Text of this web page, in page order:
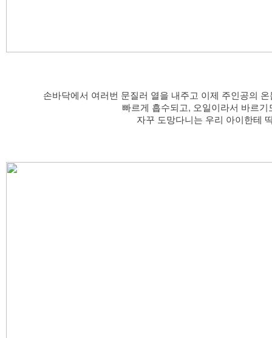
손바닥에서 여러번 문질러 열을 내주고 이제 주인공의
빠르게 흡수되고, 오일이라서 바르기
자꾸 도망다니는 우리 아이한테